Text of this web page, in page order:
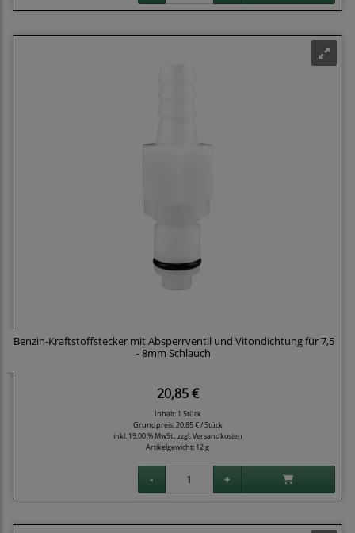
Benzin-Kraftstoffstecker mit Absperrventil und Vitondichtung für 7,5
- 8mm Schlauch
20,85 €
Inhalt: 1 Stück
Grundpreis:20,85 € / Stück
inkl. 19,00 % MwSt., zzgl.Versandkosten
Artikelgewicht: 12 g